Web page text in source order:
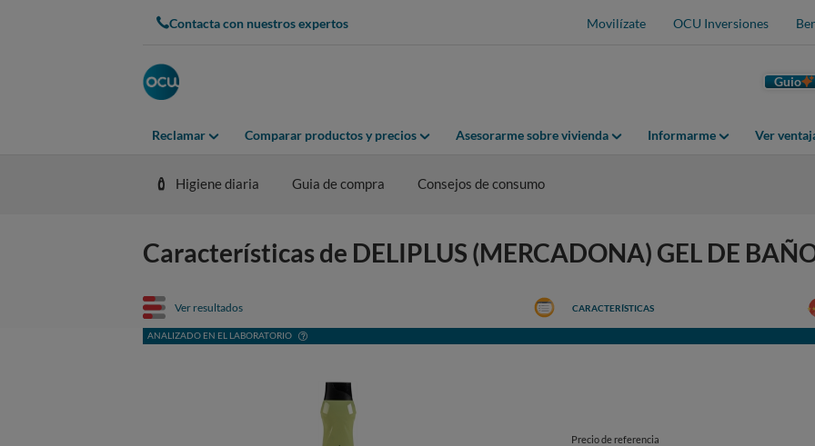
Contacta con nuestros expertos Movilízate OCU Inversiones
Guio
Reclamar Comparar productos y precios Asesorarme sobre vivienda Informarme Ver
Higiene diaria Guia de compra Consejos de consumo
Características de DELIPLUS (MERCADONA) GEL DE
Ver resultados
ANALIZADO EN EL LABORATORIO
CARACTERÍSTICAS
Precio de referencia